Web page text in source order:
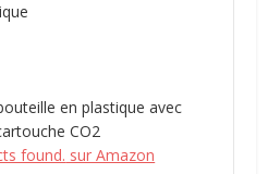
en plastique avec
CO2
found. sur Amazon